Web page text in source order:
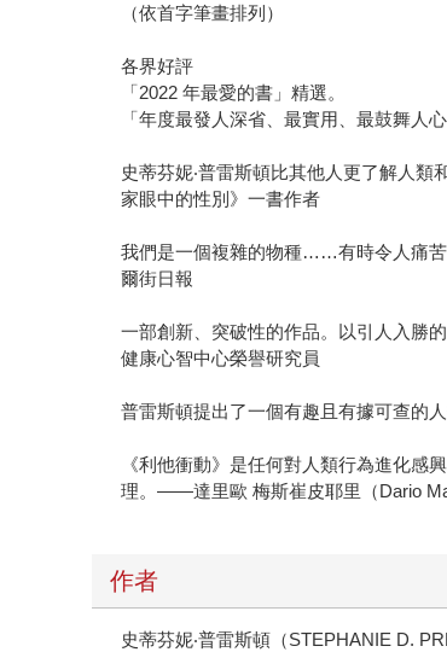
（依首字筆畫排列）
各界好評
「2022 年最愛的書」精選。
「年度最發人深省、最實用、最鼓舞
史蒂芬妮‧普雷斯頓比其他人更了解人
家眼中的性別》一書作者
我們是一個複雜的物種……有時令人痛
爾街日報
一部創新、突破性的作品。以引人入勝
健康心智中心榮譽研究員
普雷斯頓提出了一個有趣且有據可查的
《利他衝動》是任何對人類行為進化感
理。——達里歐 梅斯崔皮耶里（Dario
作者
史蒂芬妮‧普雷斯頓（STEPHANIE D.